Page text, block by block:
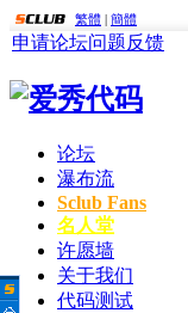
繁體 | 簡體
申请论坛问题反馈
论坛
瀑布流
Sclub Fans
名人堂
许愿墙
关于我们
代码测试